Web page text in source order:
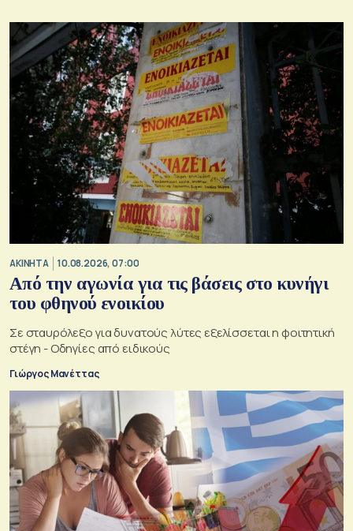
ΑΚΙΝΗΤΑ 10.08.2026, 07:00
Από την αγωνία για τις βάσεις στο κυνήγι
του φθηνού ενοικίου
Σε σταυρόλεξο για δυνατούς λύτες εξελίσσεται η φοιτητική
στέγη - Οδηγίες από ειδικούς
Γιώργος Μανέττας